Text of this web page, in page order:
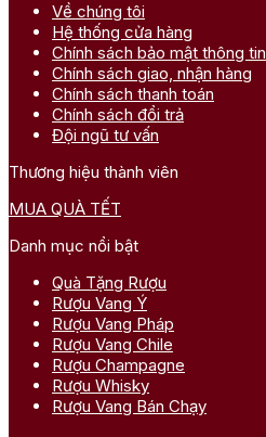
Về chúng tôi
Hệ thống cửa hàng
Chính sách bảo mật thông tin
Chính sách giao, nhận hàng
Chính sách thanh toán
Chính sách đổi trả
Đội ngũ tư vấn
Thương hiệu thành viên
MUA QUÀ TẾT
Danh mục nổi bật
Quà Tặng Rượu
Rượu Vang Ý
Rượu Vang Pháp
Rượu Vang Chile
Rượu Champagne
Rượu Whisky
Rượu Vang Bán Chạy